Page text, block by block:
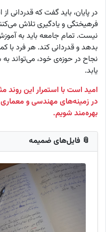
در پایان، باید گفت که قدردانی
فرهیختگی و یادگیری تلاش
نیست. تمام جامعه باید به
بدهد و قدردانی کند. هر فرد با
نجاح‌ در حوزه‌ی خود، می‌تواند
یابد.
امید است با استمرار این
در زمینه‌های مهندسی و
بهره‌مند شویم.
📎 فایل‌های ضمیمه